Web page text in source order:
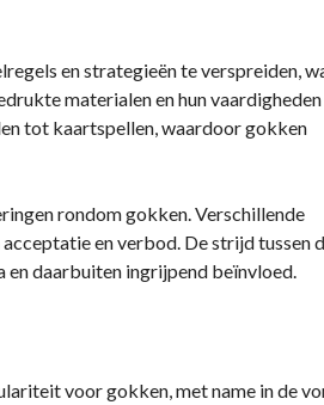
en strategieën te verspreiden,
materialen en hun vaardigheden
tot kaartspellen, waardoor gokken
rondom gokken. Verschillende
en verbod. De strijd tussen
en daarbuiten ingrijpend beïnvloed.
voor gokken, met name in de